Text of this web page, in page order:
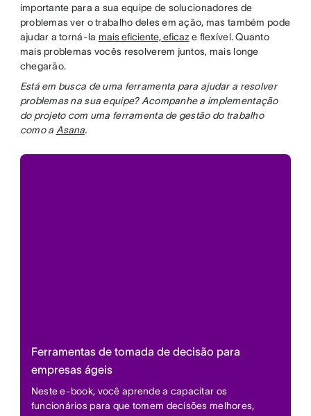
importante para a sua equipe de solucionadores de
problemas ver o trabalho deles em ação, mas também pode
ajudar a torná-la mais eficiente, eficaze flexível. Quanto
mais problemas vocês resolverem juntos, mais longe
chegarão.
Está em busca de uma ferramenta para ajudar a resolver
problemas na sua equipe? Acompanhe a implementação
do projeto com uma ferramenta de gestão do trabalho
como a Asana.
Ferramentas de tomada de decisão para
empresas ágeis
Neste e-book, você aprende a capacitar os
funcionários para que tomem decisões melhores,